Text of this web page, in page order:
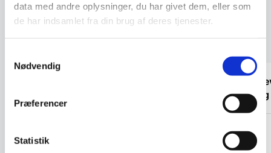
data med andre oplysninger, du har givet dem, eller som
de har indsamlet fra din brug af deres tjenester.
Nødvendig
Præferencer
Statistik
Kundetilfredshed
Heidi Buch Jensen
“Er
utrolig
Tina